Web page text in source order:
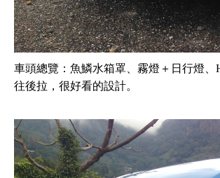
車頭總覽：魚鱗水箱罩、霧燈＋日行燈
往後拉，很好看的設計。